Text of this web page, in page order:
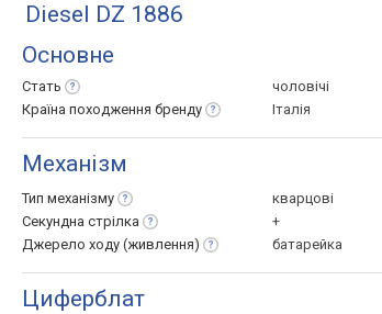
Diesel DZ 1886
Основне
Стать
чоловічі
Країна походження бренду Італія
Механізм
Тип механізму
кварцові
Секундна стрілка
+
Джерело ходу (живлення) батарейка
Циферблат